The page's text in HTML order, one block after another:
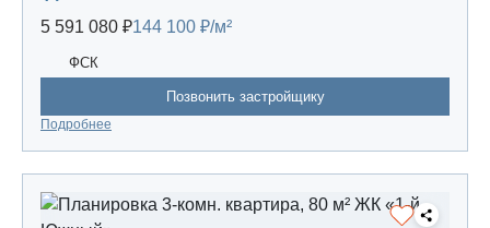
5 591 080 ₽144 100 ₽/м²
ФСК
Позвонить застройщику
Подробнее